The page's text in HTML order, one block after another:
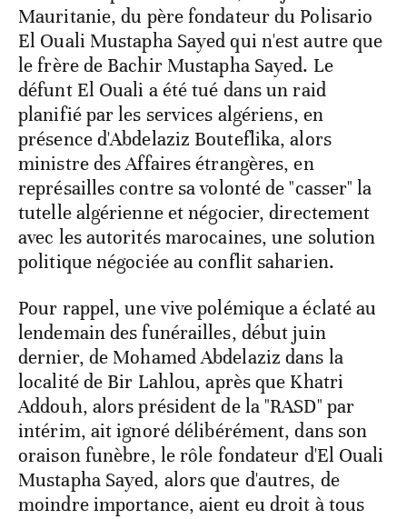
Mauritanie, du père fondateur du Polisario
El Ouali Mustapha Sayed qui n'est autre que
le frère de Bachir Mustapha Sayed. Le
défunt El Ouali a été tué dans un raid
planifié par les services algériens, en
présence d'Abdelaziz Bouteflika, alors
ministre des Affaires étrangères, en
représailles contre sa volonté de "casser" la
tutelle algérienne et négocier, directement
avec les autorités marocaines, une solution
politique négociée au conflit saharien.
Pour rappel, une vive polémique a éclaté au
lendemain des funérailles, début juin
dernier, de Mohamed Abdelaziz dans la
localité de Bir Lahlou, après que Khatri
Addouh, alors président de la "RASD" par
intérim, ait ignoré délibérément, dans son
oraison funèbre, le rôle fondateur d'El Ouali
Mustapha Sayed, alors que d'autres, de
moindre importance, aient eu droit à tous